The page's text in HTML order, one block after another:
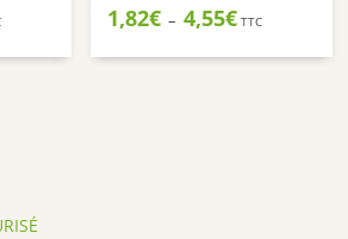
:
1,82€ – 4,55€Plage
prix :
TTC